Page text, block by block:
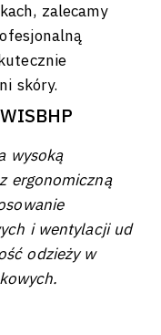
zalecamy
skóry.
wysoką
ergonomiczną
i wentylacji ud
odzieży w